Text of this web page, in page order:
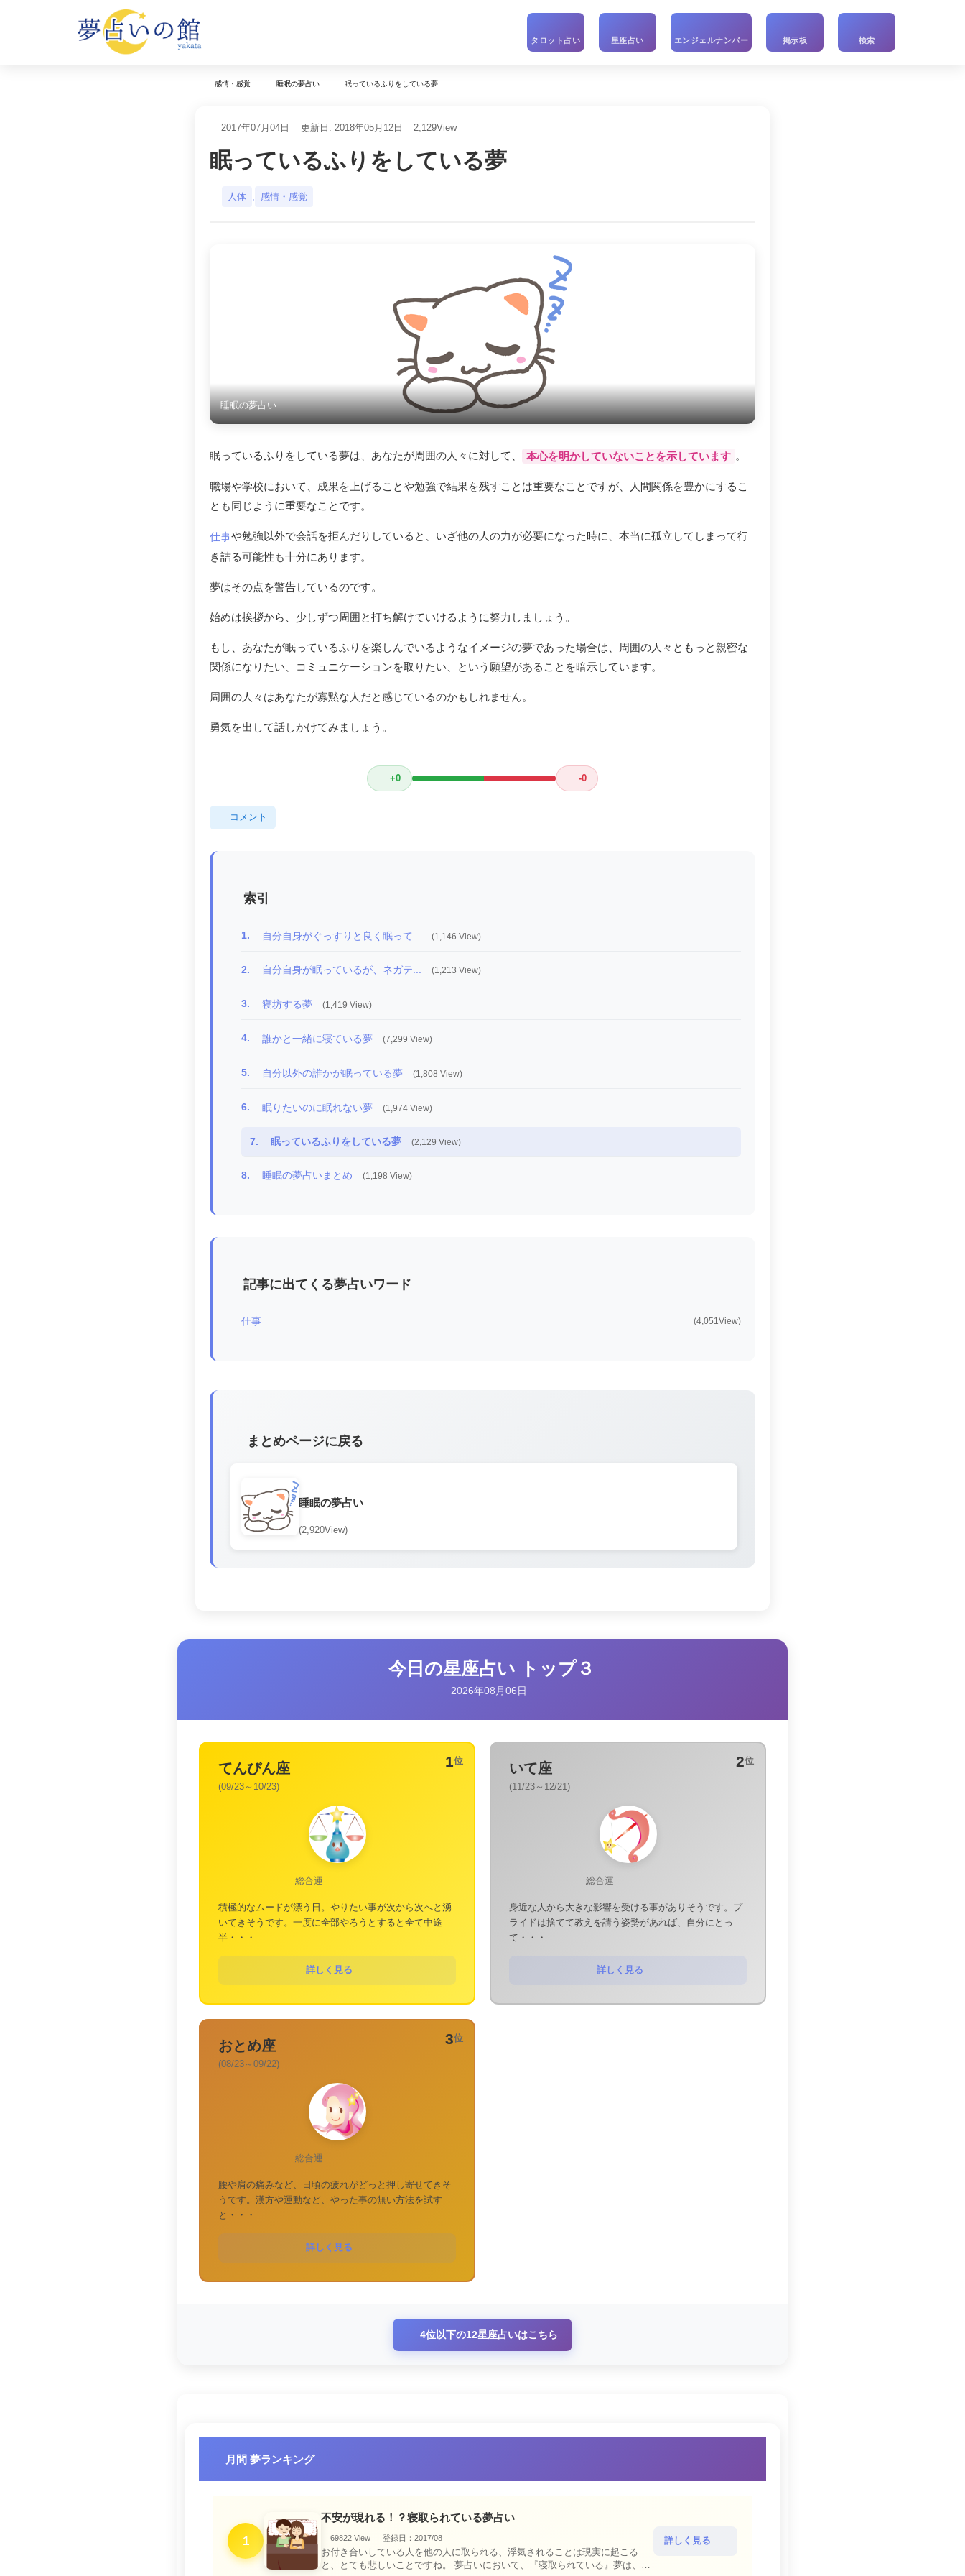
タロット占い 星座占い エンジェルナンバー 掲示板 検索
感情・感覚 睡眠の夢占い 眠っているふりをしている夢
2017年07月04日 更新日: 2018年05月12日 2,129View
眠っているふりをしている夢
人体 , 感情・感覚
睡眠の夢占い
眠っているふりをしている夢は、あなたが周囲の人々に対して、 本心を明かしていないことを示しています 。
職場や学校において、成果を上げることや勉強で結果を残すことは重要なことですが、人間関係を豊かにするこ
とも同じように重要なことです。
仕事や勉強以外で会話を拒んだりしていると、いざ他の人の力が必要になった時に、本当に孤立してしまって行
き詰る可能性も十分にあります。
夢はその点を警告しているのです。
始めは挨拶から、少しずつ周囲と打ち解けていけるように努力しましょう。
もし、あなたが眠っているふりを楽しんでいるようなイメージの夢であった場合は、周囲の人々ともっと親密な
関係になりたい、コミュニケーションを取りたい、という願望があることを暗示しています。
周囲の人々はあなたが寡黙な人だと感じているのかもしれません。
勇気を出して話しかけてみましょう。
+0 -0
コメント
索引
1. 自分自身がぐっすりと良く眠って... (1,146 View)
2. 自分自身が眠っているが、ネガテ... (1,213 View)
3. 寝坊する夢 (1,419 View)
4. 誰かと一緒に寝ている夢 (7,299 View)
5. 自分以外の誰かが眠っている夢 (1,808 View)
6. 眠りたいのに眠れない夢 (1,974 View)
7. 眠っているふりをしている夢 (2,129 View)
8. 睡眠の夢占いまとめ (1,198 View)
記事に出てくる夢占いワード
仕事 (4,051View)
まとめページに戻る
睡眠の夢占い
(2,920View)
今日の星座占い トップ３
2026年08月06日
1位
てんびん座
(09/23～10/23)
総合運
積極的なムードが漂う日。やりたい事が次から次へと湧
いてきそうです。一度に全部やろうとすると全て中途
半・・・
詳しく見る
2位
いて座
(11/23～12/21)
総合運
身近な人から大きな影響を受ける事がありそうです。プ
ライドは捨てて教えを請う姿勢があれば、自分にとっ
て・・・
詳しく見る
3位
おとめ座
(08/23～09/22)
総合運
腰や肩の痛みなど、日頃の疲れがどっと押し寄せてきそ
うです。漢方や運動など、やった事の無い方法を試す
と・・・
詳しく見る
4位以下の12星座占いはこちら
月間 夢ランキング
1
不安が現れる！？寝取られている夢占い
69822 View 登録日：2017/08
お付き合いしている人を他の人に取られる、浮気されることは現実に起こる
と、とても悲しいことですね。 夢占いにおいて、『寝取られている』夢は、現
詳しく見る